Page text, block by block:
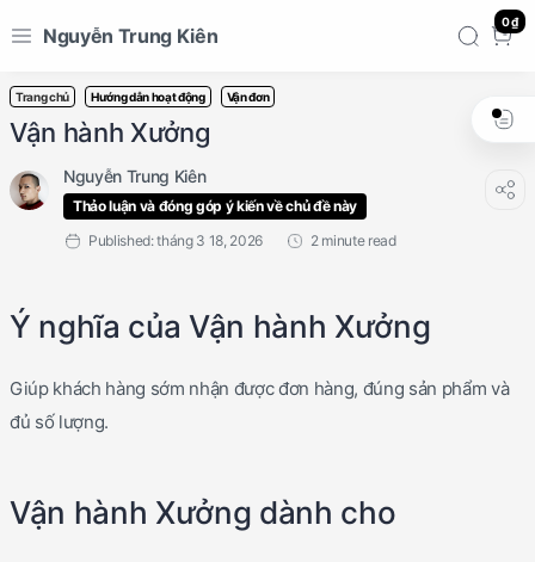
Nguyễn Trung Kiên
0 ₫
Trang chủ Hướng dẫn hoạt động Vận đơn
Vận hành Xưởng
Thảo luận và đóng góp ý kiến về chủ đề này
2 minute read
Ý nghĩa của Vận hành Xưởng
Giúp khách hàng sớm nhận được đơn hàng, đúng sản phẩm và
đủ số lượng.
Vận hành Xưởng dành cho